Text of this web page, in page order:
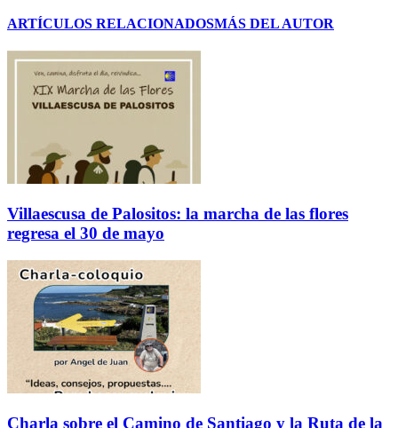
ARTÍCULOS RELACIONADOSMÁS DEL AUTOR
Villaescusa de Palositos: la marcha de las flores
regresa el 30 de mayo
Charla sobre el Camino de Santiago y la Ruta de la